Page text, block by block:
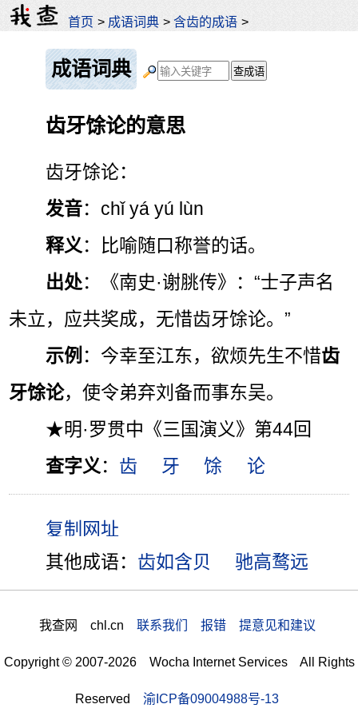
首页 > 成语词典 >含齿的成语 >
成语词典
齿牙馀论的意思
齿牙馀论：
发音：chǐ yá yú lùn
释义 ：比喻随口称誉的话。
出处：《南史·谢脁传》：“士子声名
未立，应共奖成，无惜齿牙馀论。”
示例 ：今幸至江东，欲烦先生不惜齿
牙馀论，使令弟弃刘备而事东吴。
★明·罗贯中《三国演义》第44回
查字义 ： 齿 牙 馀 论
其他成语： 齿如含贝 驰高鹜远
我查网 chl.cn 联系我们 报错 提意见和建议
Copyright © 2007-2026 Wocha Internet Services All Rights
Reserved 渝ICP备09004988号-13